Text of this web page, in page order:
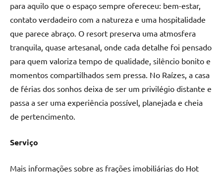
para aquilo que o espaço sempre ofereceu: bem-estar,
contato verdadeiro com a natureza e uma hospitalidade
que parece abraço. O resort preserva uma atmosfera
tranquila, quase artesanal, onde cada detalhe foi pensado
para quem valoriza tempo de qualidade, silêncio bonito e
momentos compartilhados sem pressa. No Raízes, a casa
de férias dos sonhos deixa de ser um privilégio distante e
passa a ser uma experiência possível, planejada e cheia
de pertencimento.
Serviço
Mais informações sobre as frações imobiliárias do Hot